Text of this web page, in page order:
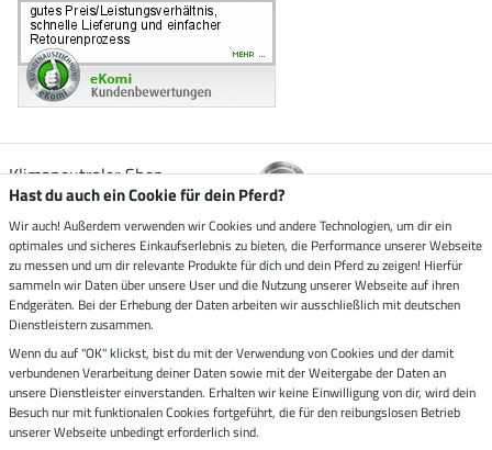
Klimaneutraler Shop
Zustellung durch
Sicher bezahlen mit
Vorkasse
Impressum
Hast du auch ein Cookie für dein Pferd?
Wir auch! Außerdem verwenden wir Cookies und andere Technologien, um dir ein
optimales und sicheres Einkaufserlebnis zu bieten, die Performance unserer Webseite
zu messen und um dir relevante Produkte für dich und dein Pferd zu zeigen! Hierfür
sammeln wir Daten über unsere User und die Nutzung unserer Webseite auf ihren
Endgeräten. Bei der Erhebung der Daten arbeiten wir ausschließlich mit deutschen
Dienstleistern zusammen.
Wenn du auf "OK" klickst, bist du mit der Verwendung von Cookies und der damit
verbundenen Verarbeitung deiner Daten sowie mit der Weitergabe der Daten an
unsere Dienstleister einverstanden. Erhalten wir keine Einwilligung von dir, wird dein
Besuch nur mit funktionalen Cookies fortgeführt, die für den reibungslosen Betrieb
unserer Webseite unbedingt erforderlich sind.